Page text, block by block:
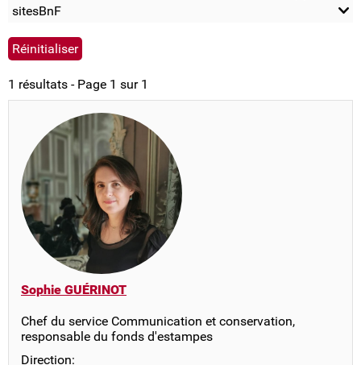
sitesBnF
1 résultats - Page 1 sur 1
Sophie GUÉRINOT
Chef du service Communication et conservation,
responsable du fonds d'estampes
Direction: